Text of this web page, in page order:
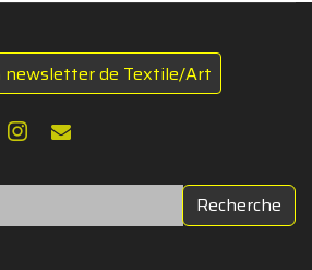
newsletter de Textile/Art
Recherche